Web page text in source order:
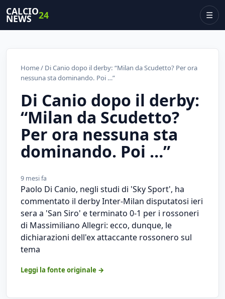
CALCIO
NEWS 24 ☰
Home/ Di Canio dopo il derby: “Milan da Scudetto? Per ora
nessuna sta dominando. Poi …”
Di Canio dopo il derby:
“Milan da Scudetto?
Per ora nessuna sta
dominando. Poi …”
9 mesi fa
Paolo Di Canio, negli studi di 'Sky Sport', ha
commentato il derby Inter-Milan disputatosi ieri
sera a 'San Siro' e terminato 0-1 per i rossoneri
di Massimiliano Allegri: ecco, dunque, le
dichiarazioni dell'ex attaccante rossonero sul
tema
Leggi la fonte originale →